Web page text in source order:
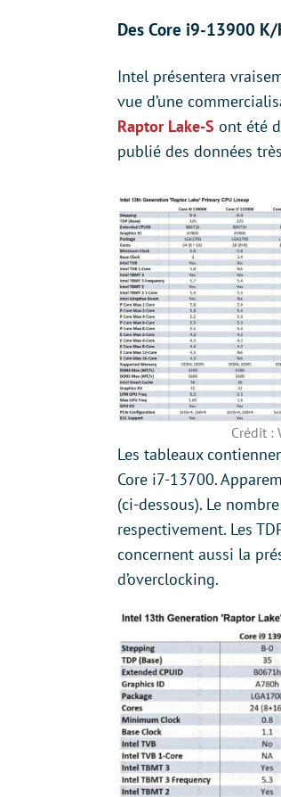
Des Core i9-13900
Intel présentera
vue d’une
Raptor Lake-S ont été
publié des données
Crédit :
Les tableaux
Core i7-13700.
(ci-dessous). Le
respectivement. Les
concernent aussi la
d’overclocking.